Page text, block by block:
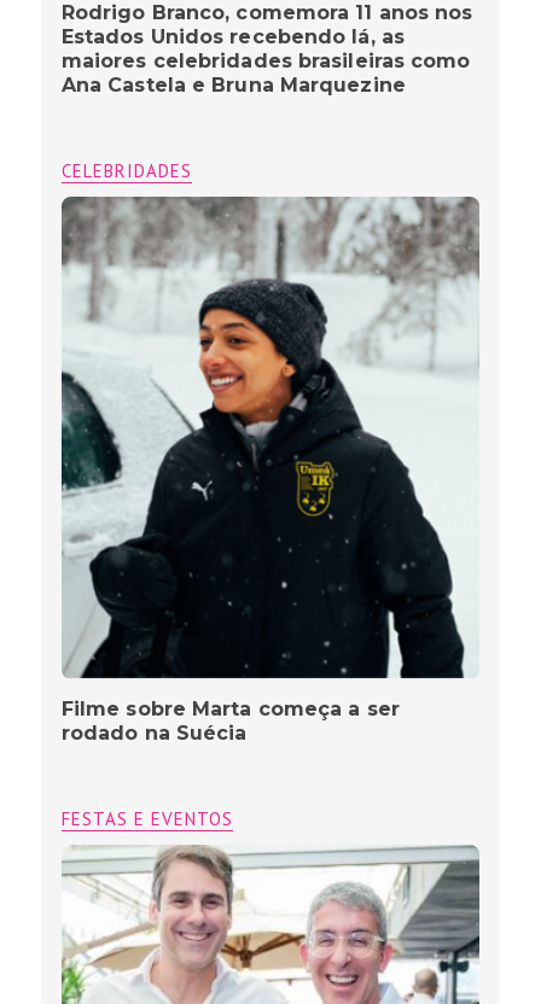
Rodrigo Branco, comemora 11 anos nos
Estados Unidos recebendo lá, as
maiores celebridades brasileiras como
Ana Castela e Bruna Marquezine
CELEBRIDADES
Filme sobre Marta começa a ser
rodado na Suécia
FESTAS E EVENTOS